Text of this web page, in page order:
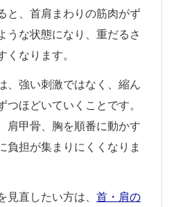
と、首肩まわりの筋肉がず
うな状態になり、重だるさ
くなります。
、強い刺激ではなく、縮ん
つほどいていくことです。
肩甲骨、胸を順番に動かす
負担が集まりにくくなりま
見直したい方は、 首・肩の